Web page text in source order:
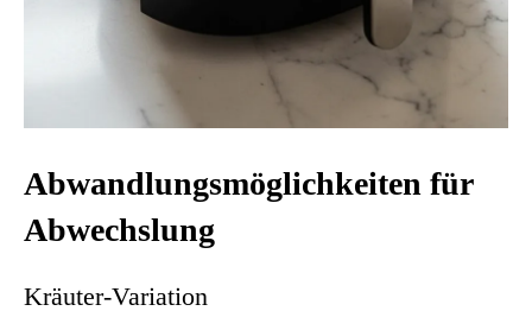
Abwandlungsmöglichkeiten für
Abwechslung
Kräuter-Variation